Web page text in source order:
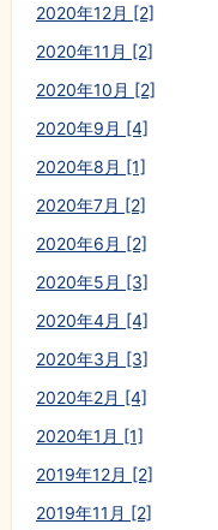
2020年12月 [2]
2020年11月 [2]
2020年10月 [2]
2020年9月 [4]
2020年8月 [1]
2020年7月 [2]
2020年6月 [2]
2020年5月 [3]
2020年4月 [4]
2020年3月 [3]
2020年2月 [4]
2020年1月 [1]
2019年12月 [2]
2019年11月 [2]